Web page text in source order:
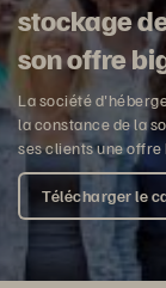
stockage
son offre
La société
la constance de la
ses clients une
Télécharger le